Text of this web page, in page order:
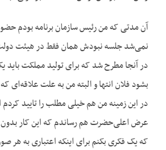
آن مدتی که من رئیس سازمان برنامه بودم
نمی‌شد جلسه نبودش همان فقط در هیئت
در آنجا مطرح شد که برای تولید مملکت
بشود فلان انتها و البته من به علت علاقه‌ای
در این زمینه من هم خیلی مطلب را تایید کردم
عرض اعلی‌حضرت هم رساندم که این کار بدون
که یک فکری بکنم برای اینکه اعتباری به هر